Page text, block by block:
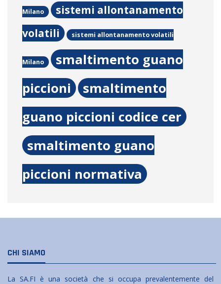
Milano
sistemi allontanamento
volatili
sistemi allontanamento volatili
Milano
smaltimento guano
piccioni
smaltimento
guano piccioni codice cer
smaltimento guano
piccioni normativa
CHI SIAMO
La SA.FI è una società che si occupa prevalentemente del